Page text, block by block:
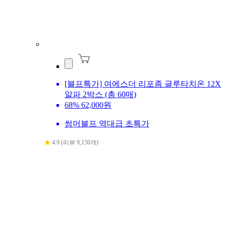
[블프특가] 여에스더 리포좀 글루타치온 12X
알파 2박스 (총 60매)
68% 62,000원
썸머블프 역대급 초특가
4.9 (리뷰 9,150개)